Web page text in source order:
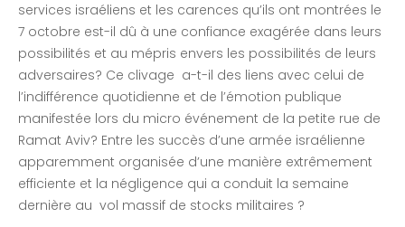
services israéliens et les carences qu’ils ont montrées le
7 octobre est-il dû à une confiance exagérée dans leurs
possibilités et au mépris envers les possibilités de leurs
adversaires? Ce clivage a-t-il des liens avec celui de
l’indifférence quotidienne et de l’émotion publique
manifestée lors du micro événement de la petite rue de
Ramat Aviv? Entre les succès d’une armée israélienne
apparemment organisée d’une manière extrêmement
efficiente et la négligence qui a conduit la semaine
dernière au vol massif de stocks militaires ?